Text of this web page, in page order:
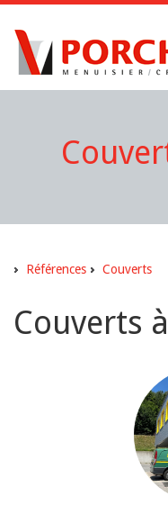
Références Couverts
Couverts